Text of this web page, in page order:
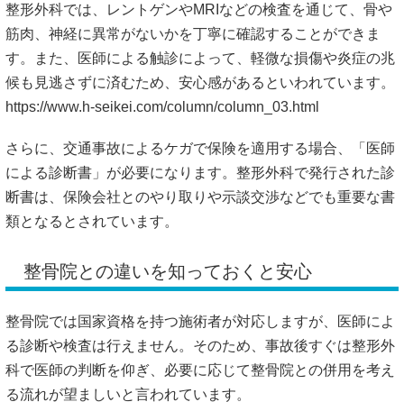
整形外科では、レントゲンやMRIなどの検査を通じて、骨や
筋肉、神経に異常がないかを丁寧に確認することができま
す。また、医師による触診によって、軽微な損傷や炎症の兆
候も見逃さずに済むため、安心感があるといわれています。
https://www.h-seikei.com/column/column_03.html
さらに、交通事故によるケガで保険を適用する場合、「医師
による診断書」が必要になります。整形外科で発行された診
断書は、保険会社とのやり取りや示談交渉などでも重要な書
類となるとされています。
整骨院との違いを知っておくと安心
整骨院では国家資格を持つ施術者が対応しますが、医師によ
る診断や検査は行えません。そのため、事故後すぐは整形外
科で医師の判断を仰ぎ、必要に応じて整骨院との併用を考え
る流れが望ましいと言われています。